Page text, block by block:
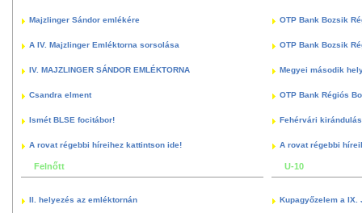
Majzlinger Sándor emlékére
A IV. Majzlinger Emléktorna sorsolása
IV. MAJZLINGER SÁNDOR EMLÉKTORNA
Csandra elment
Ismét BLSE focitábor!
A rovat régebbi híreihez kattintson ide!
Felnőtt
II. helyezés az emléktornán
OTP Bank Bozsik
OTP Bank Bozsik
Megyei második
OTP Bank Régiós
Fehérvári kirándulás
A rovat régebbi
U-10
Kupagyőzelem a